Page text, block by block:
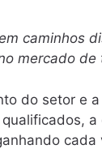
caminhos
mercado de
do setor e
a
cada